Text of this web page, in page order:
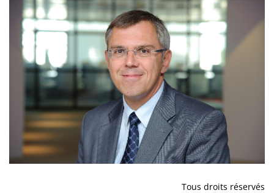
Tous droits réservés